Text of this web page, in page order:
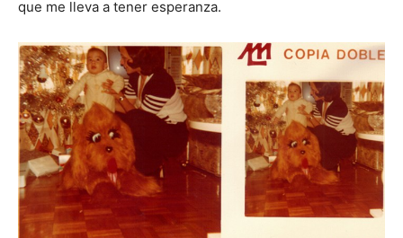
que me lleva a tener esperanza.